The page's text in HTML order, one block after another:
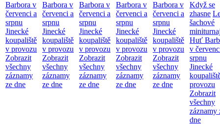
Barbora v
červenci a
srpnu
Jinecké
koupaliště
v provozu
Zobrazit
všechny
záznamy
ze dne
Barbora v
červenci a
srpnu
Jinecké
koupaliště
v provozu
Zobrazit
všechny
záznamy
ze dne
Barbora v
červenci a
srpnu
Jinecké
koupaliště
v provozu
Zobrazit
všechny
záznamy
ze dne
Barbora v
červenci a
srpnu
Jinecké
koupaliště
v provozu
Zobrazit
všechny
záznamy
ze dne
Barbora v
červenci a
srpnu
Jinecké
koupaliště
v provozu
Zobrazit
všechny
záznamy
ze dne
Když se
zhasne
šachové
Huť
v
srpnu
Jinecké
provozu
Zobrazit
všechny
záznamy
dne